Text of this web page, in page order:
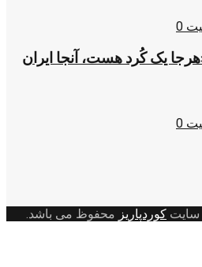
0
یک کُرد هست، آنجا ایران
0
سایت کوردپاریز محفوظ می باشد.